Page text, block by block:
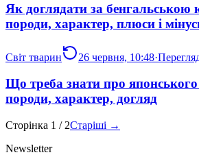
Як доглядати за бенгальською
породи, характер, плюси і
Світ тварин 26 червня, 10:48·
Що треба знати про
породи, характер, догляд
Сторінка 1 / 2Старіші →
Newsletter